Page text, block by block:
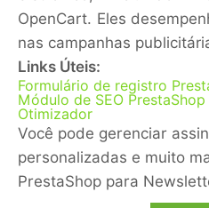
OpenCart. Eles
nas campanhas
Links Úteis:
Formulário de registro
Módulo de SEO
Otimizador
Você pode gerenciar
personalizadas e muito
PrestaShop para